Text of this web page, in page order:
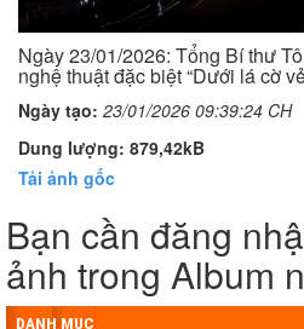
Ngày 23/01/2026: Tổng Bí thư
nghệ thuật đặc biệt “Dưới lá cờ
Ngày tạo: 23/01/2026 09:39:24 CH
Dung lượng: 879,42kB
Tải ảnh gốc
Bạn cần đăng
ảnh trong Album
DANH MỤC